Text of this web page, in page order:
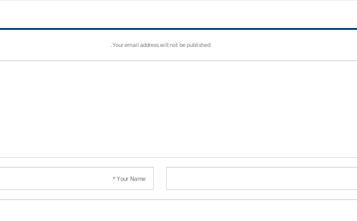
Your email address will not be published.